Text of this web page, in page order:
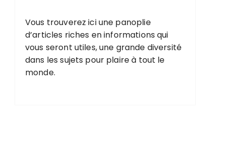
Vous trouverez ici une panoplie
d’articles riches en informations qui
vous seront utiles,une grande diversité
dans lessujets pour plaireà tout le
monde.